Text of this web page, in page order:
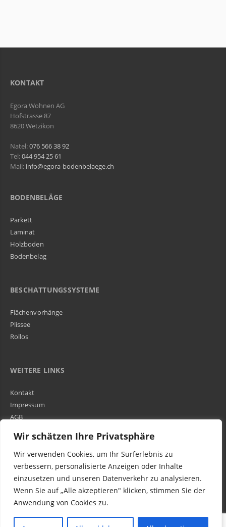
Wir schätzen Ihre Privatsphäre
Wir verwenden Cookies, um Ihr Surferlebnis zu
verbessern, personalisierte Anzeigen oder Inhalte
einzusetzen und unseren Datenverkehr zu analysieren.
Wenn Sie auf „Alle akzeptieren" klicken, stimmen Sie der
Anwendung von Cookies zu.
KONTAKT
Egora Wohnen AG
Hofstrasse 87
8620 Wetzikon
Natel:076 566 38 92
Tel:044 954 25 61
Mail: info@egora-bodenbelaege.ch
BODENBELÄGE
Parkett
Laminat
Holzboden
Bodenbelag
BESCHATTUNGSSYSTEME
Flächenvorhänge
Plissee
Rollos
WEITERE LINKS
Kontakt
Impressum
AGB
WIR SIND IN DER GESAMTEN SCHWEIZ TÄTIG
© 2016-2023 Egora Wohnen AG in Schweiz - Parkett Reparatur (schleifen, ölen
Bewertungen
Kundenbewertungen und Erfahrungen zu
Egora GmbH
MANGELHAFT